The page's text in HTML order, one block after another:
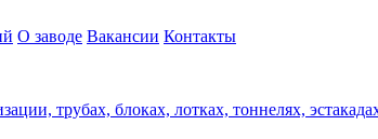
О заводе Вакансии Контакты
трубах, блоках, лотках, тоннелях,